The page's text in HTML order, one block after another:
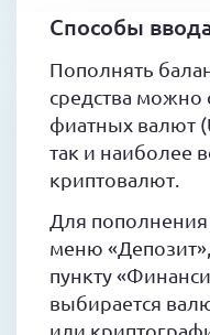
Способы
Пополнять
средства можно
фиатных валют
так и наиболее
криптовалют.
Для пополнения
меню
пункту
выбирается
или